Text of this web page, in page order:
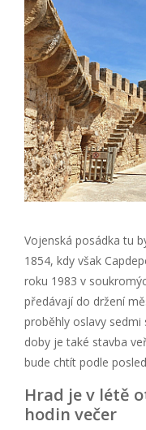
Vojenská posádka tu
1854, kdy však
roku 1983 v
předávají do držení
proběhly oslavy
doby je také stavba
bude chtít podle
Hrad je v létě
hodin večer